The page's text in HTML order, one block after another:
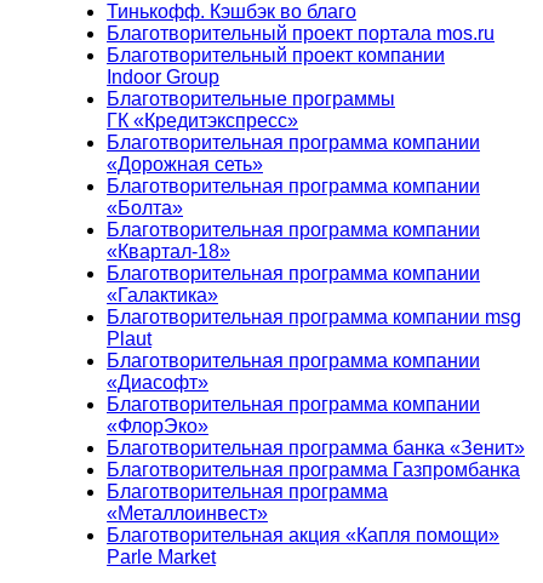
Тинькофф. Кэшбэк во благо
Благотворительный проект портала mos.ru
Благотворительный проект компании
Indoor Group
Благотворительные программы
ГК «Кредитэкспресс»
Благотворительная программа компании
«Дорожная сеть»
Благотворительная программа компании
«Болта»
Благотворительная программа компании
«Квартал-18»
Благотворительная программа компании
«Галактика»
Благотворительная программа компании msg
Plaut
Благотворительная программа компании
«Диасофт»
Благотворительная программа компании
«ФлорЭко»
Благотворительная программа банка «Зенит»
Благотворительная программа Газпромбанка
Благотворительная программа
«Металлоинвест»
Благотворительная акция «Капля помощи»
Parle Market